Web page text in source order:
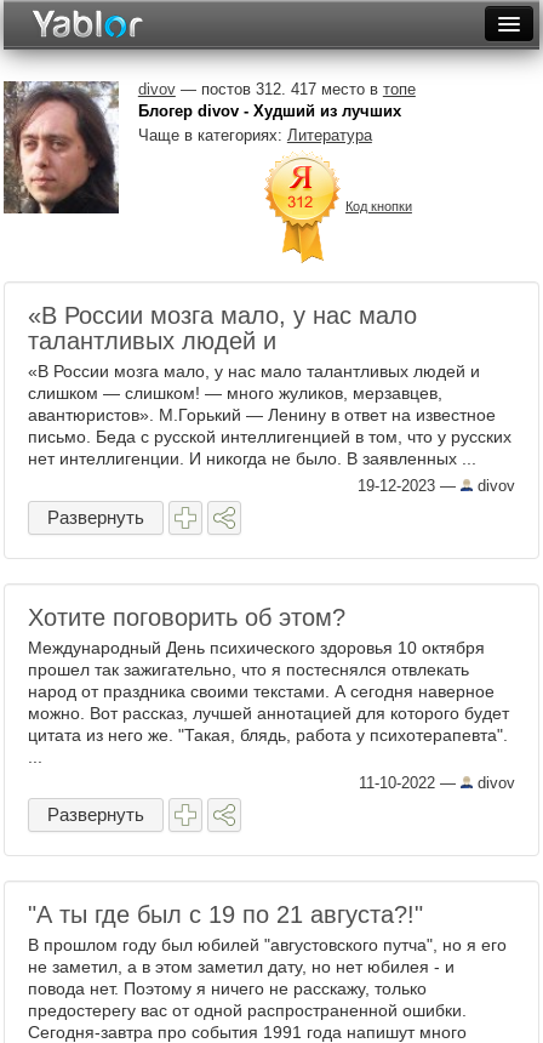
Неделя
Месяц
Рейтинги
Фототоп
divov— постов 312. 417 место в топе
Блогер divov - Худший из лучших
Чаще в категориях: Литература
Код кнопки
«В России мозга мало, у нас мало
талантливых людей и
«В России мозга мало, у нас мало талантливых людей и
слишком — слишком! — много жуликов, мерзавцев,
авантюристов». М.Горький — Ленину в ответ на известное
письмо. Беда с русской интеллигенцией в том, что у русских
нет интеллигенции. И никогда не было. В заявленных ...
19-12-2023 — divov
Развернуть
Хотите поговорить об этом?
Международный День психического здоровья 10 октября
прошел так зажигательно, что я постеснялся отвлекать
народ от праздника своими текстами. А сегодня наверное
можно. Вот рассказ, лучшей аннотацией для которого будет
цитата из него же. "Такая, блядь, работа у психотерапевта".
11-10-2022 — divov
Развернуть
"А ты где был с 19 по 21 августа?!"
В прошлом году был юбилей "августовского путча", но я его
не заметил, а в этом заметил дату, но нет юбилея - и
повода нет. Поэтому я ничего не расскажу, только
предостерегу вас от одной распространенной ошибки.
Сегодня-завтра про события 1991 года напишут много